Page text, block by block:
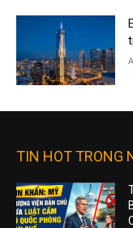
TIN HOT TRONG